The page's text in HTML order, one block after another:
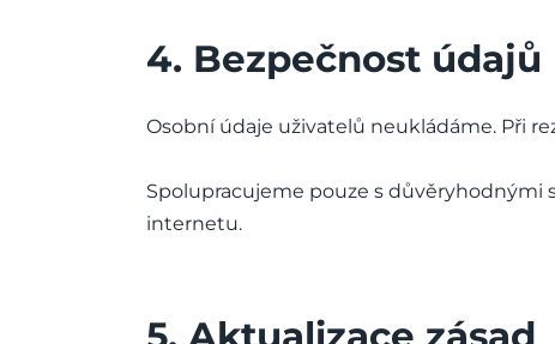
4. Bezpečnost údajů
Osobní údaje uživatelů neukládáme. Při
Spolupracujeme pouze s důvěryhodnými
internetu.